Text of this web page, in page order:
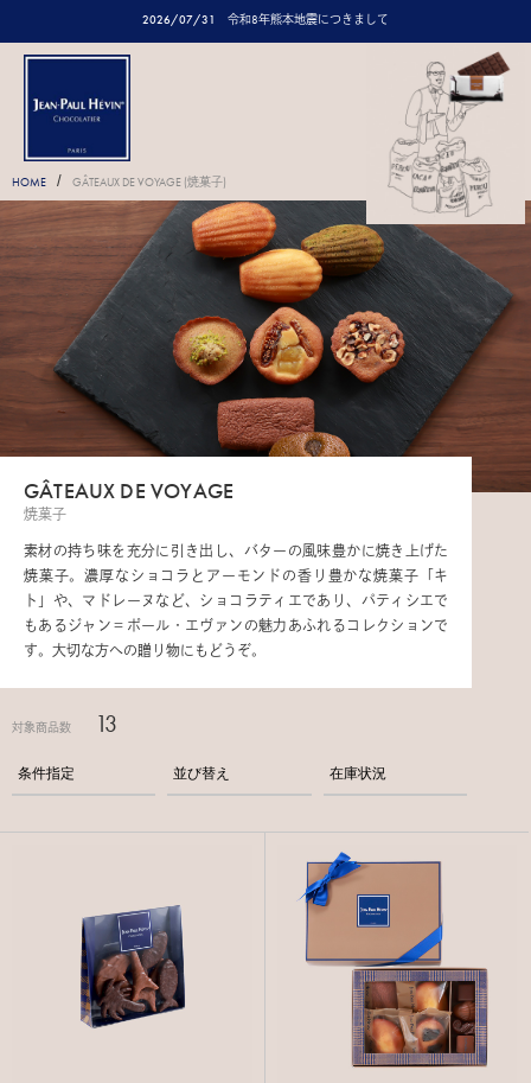
2026/07/31 令和8年熊本地震につきまして
HOME / GÂTEAUX DE VOYAGE (焼菓子)
GÂTEAUX DE VOYAGE
焼菓子
素材の持ち味を充分に引き出し、バターの風味豊かに焼き上げた
焼菓子。濃厚なショコラとアーモンドの香り豊かな焼菓子「キ
ト」や、マドレーヌなど、ショコラティエであり、パティシエで
もあるジャン＝ポール・エヴァンの魅力あふれるコレクションで
す。大切な方への贈り物にもどうぞ。
対象商品数 13
条件指定 並び替え 在庫状況